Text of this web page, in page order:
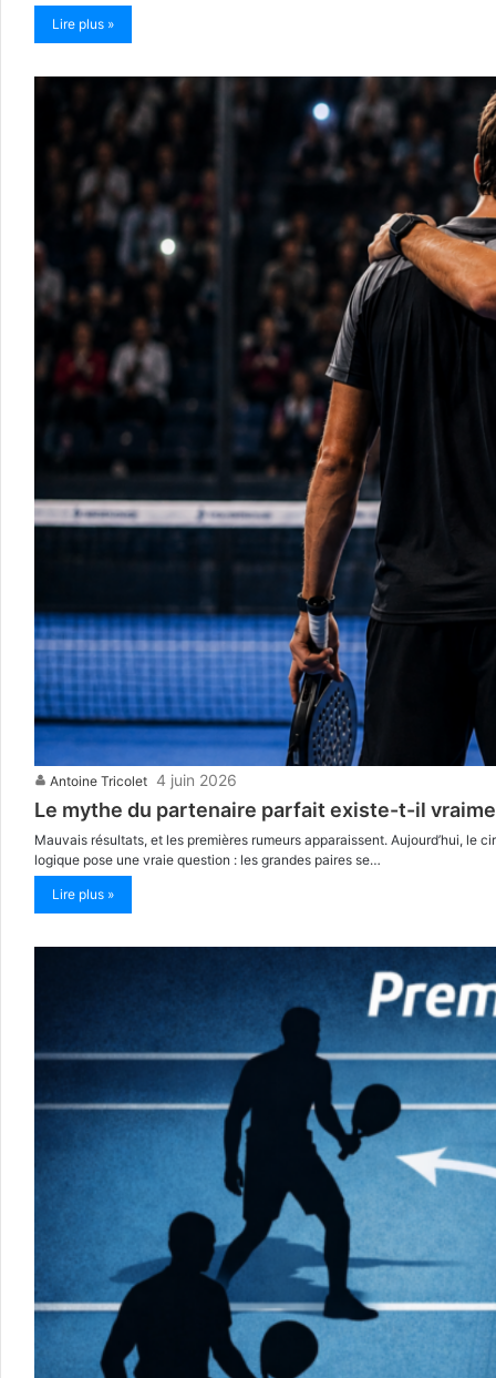
Lire plus »
Antoine Tricolet 4 juin 2026
Le mythe du partenaire parfait existe-t-il
Mauvais résultats, et les premières rumeurs apparaissent. Aujourd’hui,
logique pose une vraie question : les grandes paires se…
Lire plus »